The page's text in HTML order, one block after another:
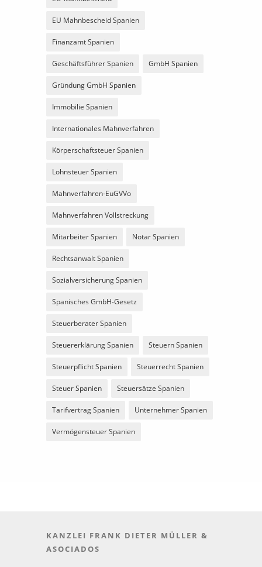
EU Mahnbescheid Spanien
Finanzamt Spanien
Geschäftsführer Spanien GmbH Spanien
Gründung GmbH Spanien
Immobilie Spanien
Internationales Mahnverfahren
Körperschaftsteuer Spanien
Lohnsteuer Spanien
Mahnverfahren-EuGVVo
Mahnverfahren Vollstreckung
Mitarbeiter Spanien Notar Spanien
Rechtsanwalt Spanien
Sozialversicherung Spanien
Spanisches GmbH-Gesetz
Steuerberater Spanien
Steuererklärung Spanien Steuern Spanien
Steuerpflicht Spanien Steuerrecht Spanien
Steuer Spanien Steuersätze Spanien
Tarifvertrag Spanien Unternehmer Spanien
Vermögensteuer Spanien
KANZLEI FRANK DIETER MÜLLER &
ASOCIADOS